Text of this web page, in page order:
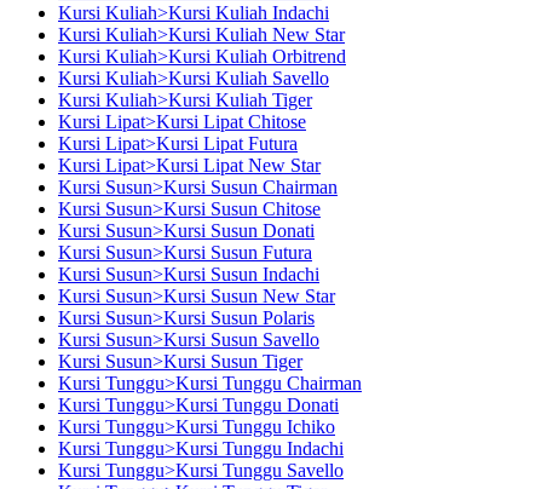
Kursi Kuliah>Kursi Kuliah Indachi
Kursi Kuliah>Kursi Kuliah New Star
Kursi Kuliah>Kursi Kuliah Orbitrend
Kursi Kuliah>Kursi Kuliah Savello
Kursi Kuliah>Kursi Kuliah Tiger
Kursi Lipat>Kursi Lipat Chitose
Kursi Lipat>Kursi Lipat Futura
Kursi Lipat>Kursi Lipat New Star
Kursi Susun>Kursi Susun Chairman
Kursi Susun>Kursi Susun Chitose
Kursi Susun>Kursi Susun Donati
Kursi Susun>Kursi Susun Futura
Kursi Susun>Kursi Susun Indachi
Kursi Susun>Kursi Susun New Star
Kursi Susun>Kursi Susun Polaris
Kursi Susun>Kursi Susun Savello
Kursi Susun>Kursi Susun Tiger
Kursi Tunggu>Kursi Tunggu Chairman
Kursi Tunggu>Kursi Tunggu Donati
Kursi Tunggu>Kursi Tunggu Ichiko
Kursi Tunggu>Kursi Tunggu Indachi
Kursi Tunggu>Kursi Tunggu Savello